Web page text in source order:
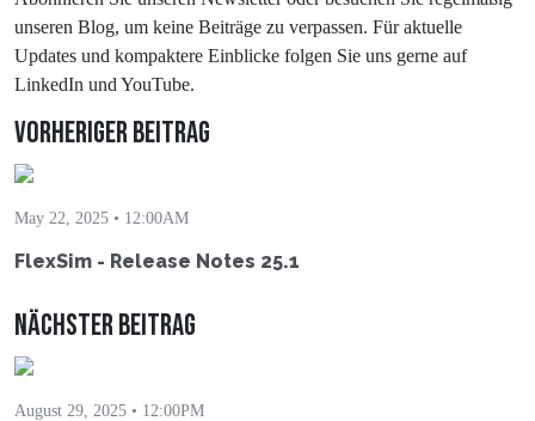
unseren Blog, um keine Beiträge zu verpassen. Für aktuelle
Updates und kompaktere Einblicke folgen Sie uns gerne auf
LinkedIn und YouTube.
Vorheriger Beitrag
May 22, 2025 • 12:00AM
FlexSim - Release Notes 25.1
Nächster Beitrag
August 29, 2025 • 12:00PM